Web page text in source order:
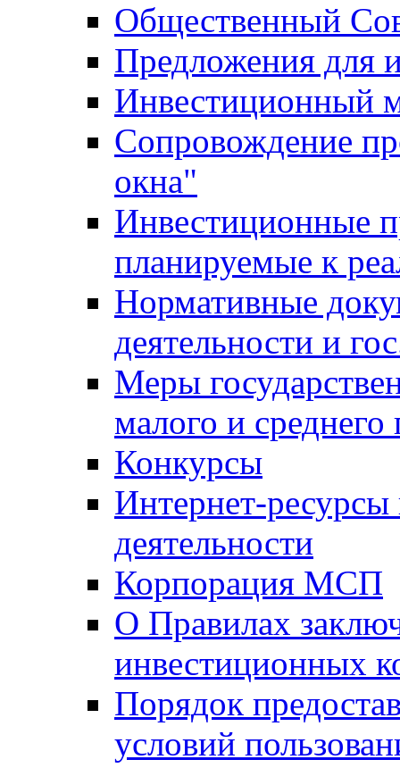
Общественный
Предложения для
Инвестиционный
Сопровождение
окна"
Инвестиционные
планируемые к
Нормативные
деятельности и
Меры
малого и среднего
Конкурсы
Интернет-
деятельности
Корпорация МСП
О Правилах
инвестиционных
Порядок
условий